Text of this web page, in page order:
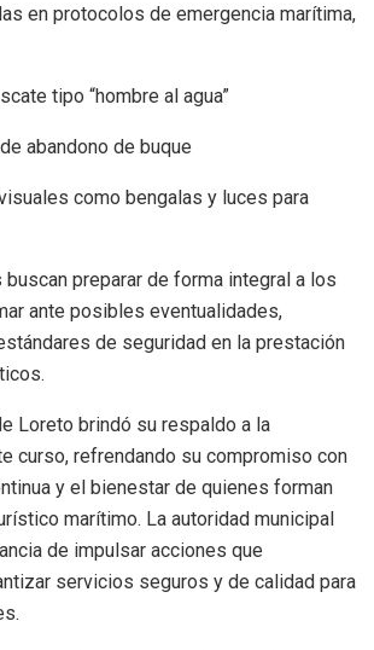
en protocolos de emergencia marítima,
tipo “hombre al agua”
abandono de buque
como bengalas y luces para
preparar de forma integral a los
ante posibles eventualidades,
de seguridad en la prestación
Loreto brindó su respaldo a la
curso, refrendando su compromiso con
y el bienestar de quienes forman
marítimo. La autoridad municipal
de impulsar acciones que
servicios seguros y de calidad para